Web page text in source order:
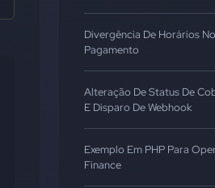
Divergência De Horários No
Pagamento
Alteração De Status De
E Disparo De Webhook
Exemplo Em PHP Para
Finance